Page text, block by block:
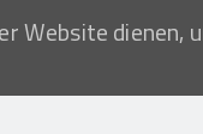
Website